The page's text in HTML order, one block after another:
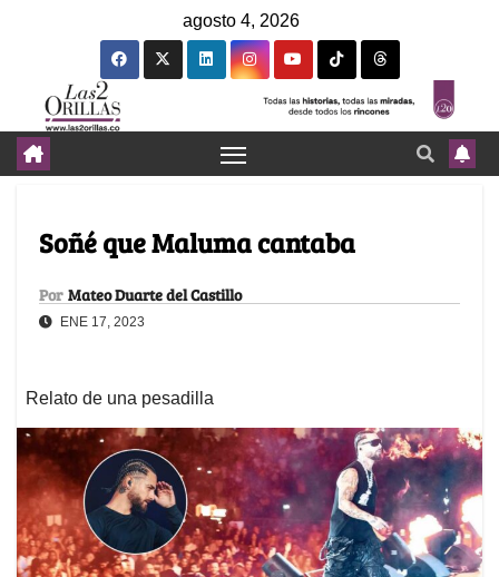
agosto 4, 2026
Soñé que Maluma cantaba
Por Mateo Duarte del Castillo
ENE 17, 2023
Relato de una pesadilla